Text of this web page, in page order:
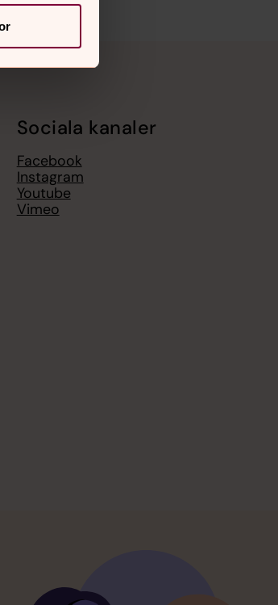
Sociala kanaler
Facebook
Instagram
Youtube
Vimeo